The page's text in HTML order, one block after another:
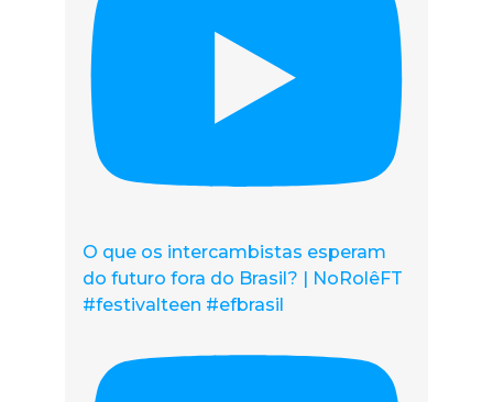
O que os intercambistas esperam
do futuro fora do Brasil? | NoRolêFT
#festivalteen #efbrasil